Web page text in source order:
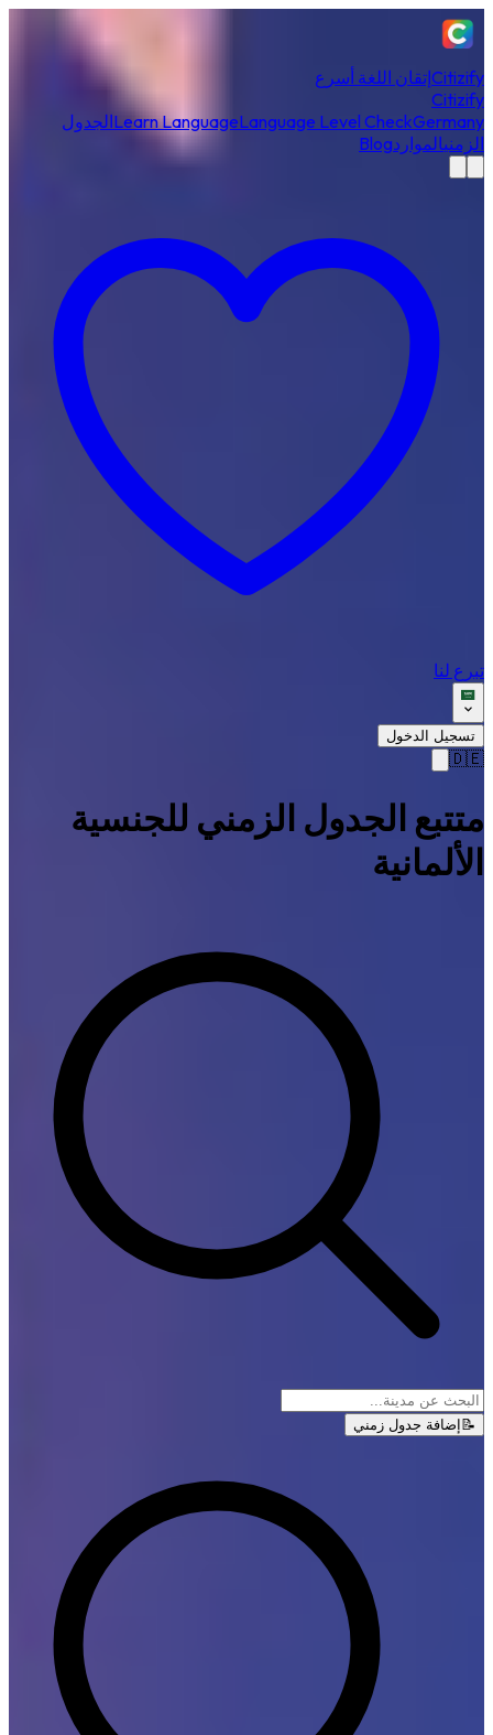
Citizifyإتقان اللغة أسرع
Citizify
Learn LanguageLanguage Level CheckGermany
الجدول
الزمنيالمواردBlog
تبرع لنا
تسجيل الدخول
🇩🇪
متتبع الجدول الزمني للجنسية
الألمانية
📝 إضافة جدول زمني